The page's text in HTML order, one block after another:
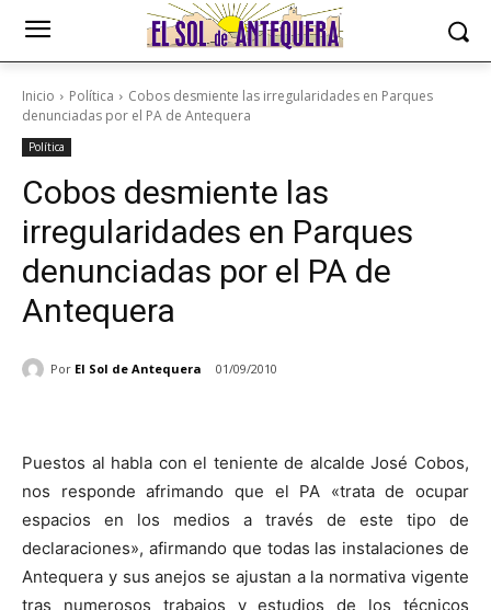
Inicio Política
Cobos desmiente las irregularidades en Parques
denunciadas por el PA de Antequera
Política
Cobos desmiente las
irregularidades en Parques
denunciadas por el PA de
Antequera
Por El Sol de Antequera 01/09/2010
Puestos al habla con el teniente de alcalde José Cobos,
nos responde afrimando que el PA «trata de ocupar
espacios en los medios a través de este tipo de
declaraciones», afirmando que todas las instalaciones de
Antequera y sus anejos se ajustan a la normativa vigente
tras numerosos trabajos y estudios de los técnicos